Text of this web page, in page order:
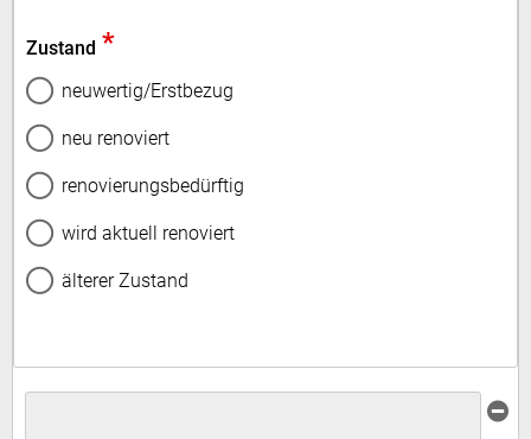
Zustand *
neuwertig/Erstbezug
neu renoviert
renovierungsbedürftig
wird aktuell renoviert
älterer Zustand